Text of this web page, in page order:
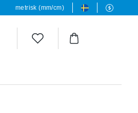
metrisk (mm/cm)